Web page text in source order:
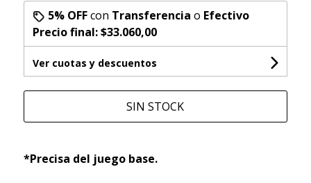
5% OFFcon Transferencia o Efectivo
Precio final:$33.060,00
Ver cuotas y descuentos
SIN STOCK
*Precisa del juego base.